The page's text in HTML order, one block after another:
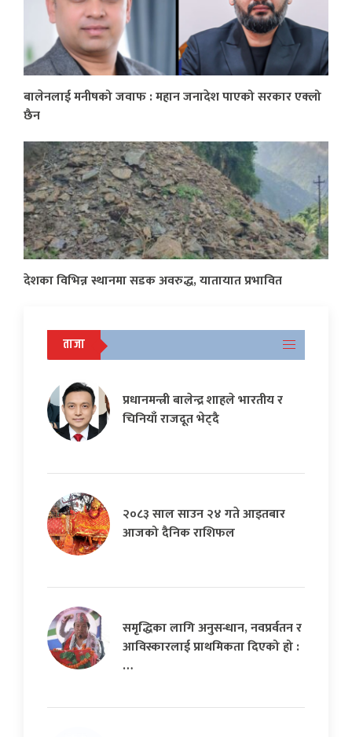
बालेनलाई मनीषको जवाफ : महान जनादेश पाएको सरकार एक्लो
छैन
देशका विभिन्न स्थानमा सडक अवरुद्ध, यातायात प्रभावित
ताजा
प्रधानमन्त्री बालेन्द्र शाहले भारतीय र
चिनियाँ राजदूत भेट्दै
२०८३ साल साउन २४ गते आइतबार
आजको दैनिक राशिफल
समृद्धिका लागि अनुसन्धान, नवप्रर्वतन र
आविस्कारलाई प्राथमिकता दिएको हो :
…